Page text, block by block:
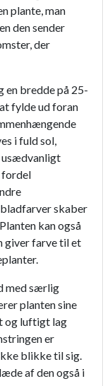
plante, man
den sender
der
bredde på 25-
fylde ud foran
i fuld sol,
usædvanligt
fordel
skaber
kan også
giver farve til et
med særlig
planten sine
og luftigt lag
er
blikke til sig.
af den også i